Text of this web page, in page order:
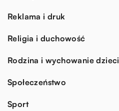
Reklama i druk
Religia i duchowość
Rodzina i wychowanie dzieci
Społeczeństwo
Sport